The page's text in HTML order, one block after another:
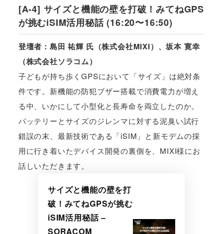
[A-4] サイズと機能の壁を打破！みてねGPS
が挑むiSIM活用秘話 (16:20〜16:50)
登壇者：島田 祐輝 氏（株式会社MIXI）、坂本 寛幸
（株式会社ソラコム）
子どもが持ち歩くGPSにおいて「サイズ」は絶対条
件です。新機能の防犯ブザー搭載で消費電力が増え
る中、いかにして小型化と長寿命を両立したのか。
バッテリーとサイズのジレンマに対する泥臭い試行
錯誤の末、最新技術である「iSIM」と新モデムの採
用に行き着いたデバイス開発の裏側を、MIXI様にお
話しいただきます。
サイズと機能の壁を打
破！みてねGPSが挑む
iSIM活用秘話 –
SORACOM